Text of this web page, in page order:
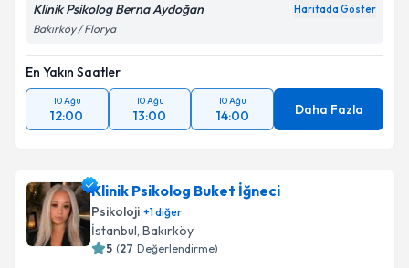
Klinik Psikolog Berna Aydoğan Haritada Göster
Bakırköy / Florya
En Yakın Saatler
10 Ağu
12:00
10 Ağu
13:00
10 Ağu
14:00 Daha Fazla
Klinik Psikolog Buket İğneci
Psikoloji +1diğer
İstanbul, Bakırköy
5 (27 Değerlendirme)